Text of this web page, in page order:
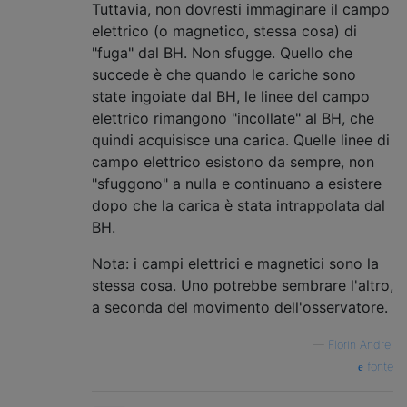
Tuttavia, non dovresti immaginare il campo
elettrico (o magnetico, stessa cosa) di
"fuga" dal BH. Non sfugge. Quello che
succede è che quando le cariche sono
state ingoiate dal BH, le linee del campo
elettrico rimangono "incollate" al BH, che
quindi acquisisce una carica. Quelle linee di
campo elettrico esistono da sempre, non
"sfuggono" a nulla e continuano a esistere
dopo che la carica è stata intrappolata dal
BH.
Nota: i campi elettrici e magnetici sono la
stessa cosa. Uno potrebbe sembrare l'altro,
a seconda del movimento dell'osservatore.
Florin Andrei
fonte